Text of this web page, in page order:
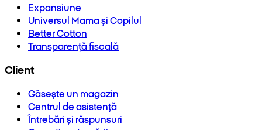
Expansiune
Universul Mama și Copilul
Better Cotton
Transparență fiscală
Client
Găsește un magazin
Centrul de asistență
Întrebări și răspunsuri